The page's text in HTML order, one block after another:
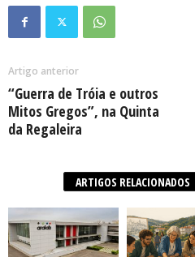
Artigo anterior
“Guerra de Tróia e outros
Mitos Gregos”, na Quinta
da Regaleira
ARTIGOS RELACIONADOS